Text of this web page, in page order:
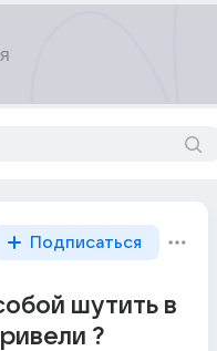
Подписаться
шутить в
?